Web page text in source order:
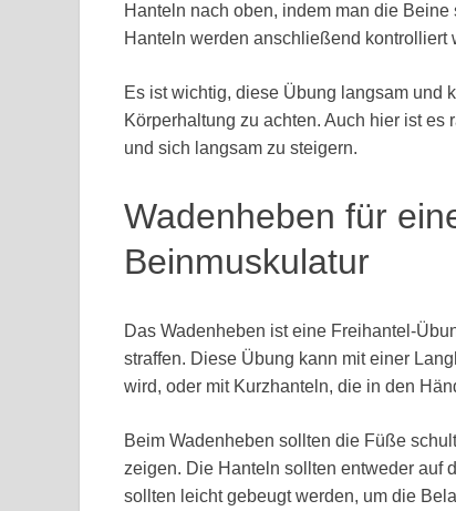
Hanteln nach oben, indem man die
Hanteln werden anschließend kontrolliert
Es ist wichtig, diese Übung langsam und
Körperhaltung zu achten. Auch hier ist
und sich langsam zu steigern.
Wadenheben für
Beinmuskulatur
Das Wadenheben ist eine Freihantel-
straffen. Diese Übung kann mit einer
wird, oder mit Kurzhanteln, die in den
Beim Wadenheben sollten die Füße
zeigen. Die Hanteln sollten entweder auf
sollten leicht gebeugt werden, um die